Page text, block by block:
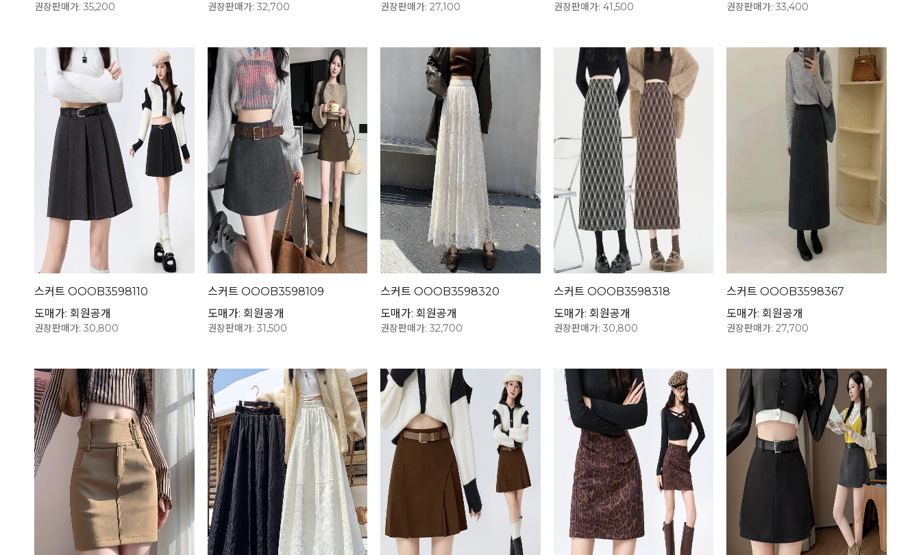
권장판매가: 35,200 권장판매가: 32,700 권장판매가: 27,100 권장판매가: 41,500 권장판매가: 33,400
스커트 OOOB3598110
도매가: 회원공개
권장판매가: 30,800
스커트 OOOB3598109
도매가: 회원공개
권장판매가: 31,500
스커트 OOOB3598320
도매가: 회원공개
권장판매가: 32,700
스커트 OOOB3598318
도매가: 회원공개
권장판매가: 30,800
스커트 OOOB3598367
도매가: 회원공개
권장판매가: 27,700